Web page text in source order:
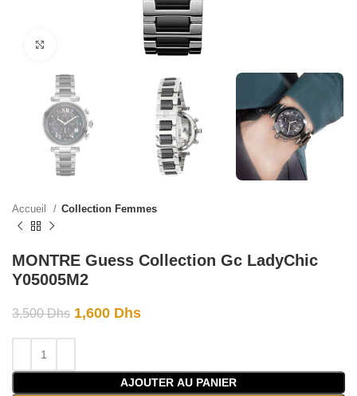
Accueil Collection Femmes
MONTRE Guess Collection Gc LadyChic
Y05005M2
3,500Dhs 1,600 Dhs
AJOUTER AU PANIER